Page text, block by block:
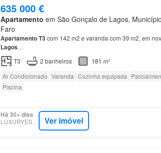
635 000 €
Apartamento em São Gonçalo de Lagos,
Faro
ApartamentoT3com 142 m2 e varanda com 39 m2, em
Lagos…
T3
2 banheiros
181 m²
Ar Condicionado Varanda Cozinha equipada
Piscina
Há 30+ dias
LUXURYESTATE Ver imóvel